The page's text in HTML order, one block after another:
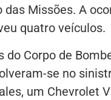
das Missões. A
quatro veículos.
Corpo de
se no
um Chevrolet